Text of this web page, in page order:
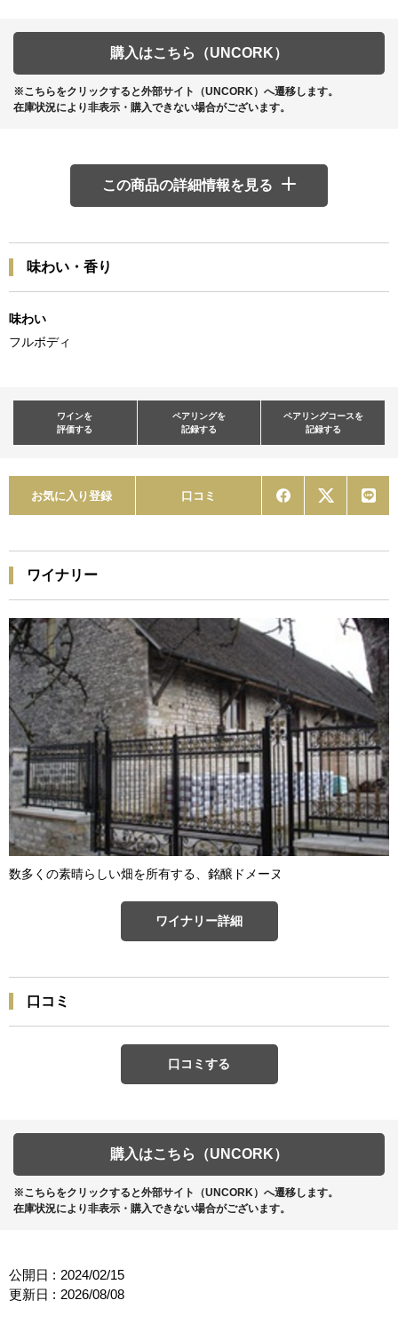
購入はこちら（UNCORK）
※こちらをクリックすると外部サイト（UNCORK）へ遷移します。
在庫状況により非表示・購入できない場合がございます。
この商品の詳細情報を見る
味わい・香り
味わい
フルボディ
ワインを
評価する
ペアリングを
記録する
ペアリングコースを
記録する
お気に入り登録 口コミ
ワイナリー
数多くの素晴らしい畑を所有する、銘醸ドメーヌ
ワイナリー詳細
口コミ
口コミする
購入はこちら（UNCORK）
※こちらをクリックすると外部サイト（UNCORK）へ遷移します。
在庫状況により非表示・購入できない場合がございます。
公開日 : 2024/02/15
更新日 : 2026/08/08